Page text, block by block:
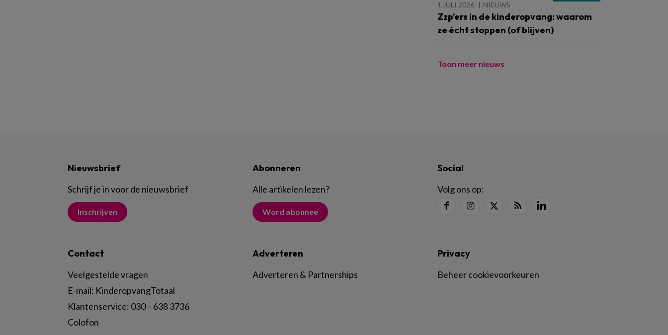
1 JULI 2026 NIEUWS
Zzp’ers in de kinderopvang: waarom
ze écht stoppen (of blijven)
Toon meer nieuws
Nieuwsbrief
Schrijf je in voor de nieuwsbrief
Inschrijven
Abonneren
Alle artikelen lezen?
Word abonnee
Social
Volg ons op:
Contact
Veelgestelde vragen
E-mail: KinderopvangTotaal
Klantenservice: 030 – 638 3736
Colofon
Adverteren
Adverteren & Partnerships
Privacy
Beheer cookievoorkeuren